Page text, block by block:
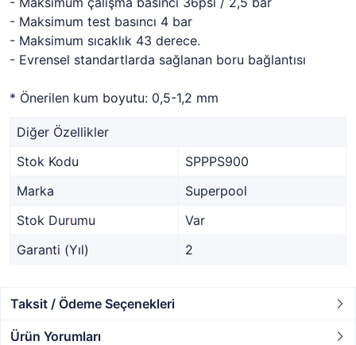
- Maksimum test basıncı 4 bar
- Maksimum sıcaklık 43 derece.
- Evrensel standartlarda sağlanan boru bağlantısı
* Önerilen kum boyutu: 0,5-1,2 mm
Diğer Özellikler
Stok Kodu
SPPPS900
Marka
Superpool
Stok Durumu
Var
Garanti (Yıl)
2
Taksit / Ödeme Seçenekleri
Ürün Yorumları